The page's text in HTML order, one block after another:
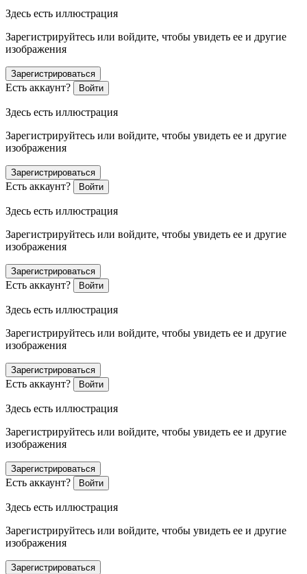
Здесь есть иллюстрация
Зарегистрируйтесь или войдите, чтобы увидеть ее и другие
изображения
Зарегистрироваться
Есть аккаунт? Войти
Здесь есть иллюстрация
Зарегистрируйтесь или войдите, чтобы увидеть ее и другие
изображения
Зарегистрироваться
Есть аккаунт? Войти
Здесь есть иллюстрация
Зарегистрируйтесь или войдите, чтобы увидеть ее и другие
изображения
Зарегистрироваться
Есть аккаунт? Войти
Здесь есть иллюстрация
Зарегистрируйтесь или войдите, чтобы увидеть ее и другие
изображения
Зарегистрироваться
Есть аккаунт? Войти
Здесь есть иллюстрация
Зарегистрируйтесь или войдите, чтобы увидеть ее и другие
изображения
Зарегистрироваться
Есть аккаунт? Войти
Здесь есть иллюстрация
Зарегистрируйтесь или войдите, чтобы увидеть ее и другие
изображения
Зарегистрироваться